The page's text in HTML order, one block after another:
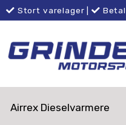
Stort varelager |
Airrex Dieselvarmere